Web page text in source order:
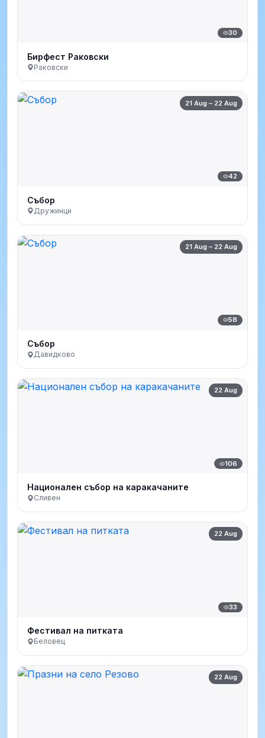
30
Бирфест Раковски
Раковски
21 Aug – 22 Aug
42
Събор
Дружинци
21 Aug – 22 Aug
58
Събор
Давидково
22 Aug
106
Национален събор на каракачаните
Сливен
22 Aug
33
Фестивал на питката
Беловец
22 Aug